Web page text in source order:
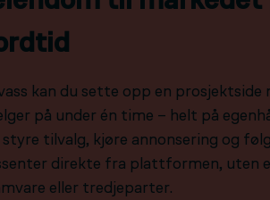
kan du sette opp en prosjektside
på under én time – helt på
styre tilvalg, kjøre annonsering og
direkte fra plattformen, uten
eller tredjeparter.